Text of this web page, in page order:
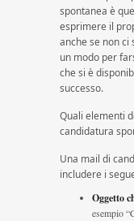
spontanea è
esprimere il
anche se non ci
un modo per
che si è
successo.
Quali elementi
candidatura
Una mail di
includere i
Oggetto
esempio